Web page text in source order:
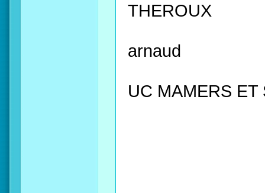
THEROUX
arnaud
UC MAMERS ET